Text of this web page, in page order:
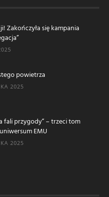
Zakończyła się kampania
powietrza
2025
fali przygody” – trzeci tom
EMU
2025